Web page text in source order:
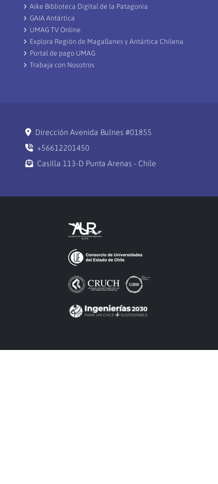
Aike Biblioteca Digital de la Patagonia
GAIA Antártica
UMAG TV Online
Explora Región de Magallanes y Antártica Chilena
Portal de pago UMAG
Trabaja con Nosotros
Dirección Avenida Bulnes #01855
+56612201450
Casilla 113-D Punta Arenas - Chile